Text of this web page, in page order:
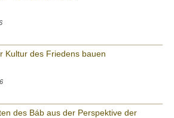
Kultur des Friedens bauen
des Báb aus der Perspektive der